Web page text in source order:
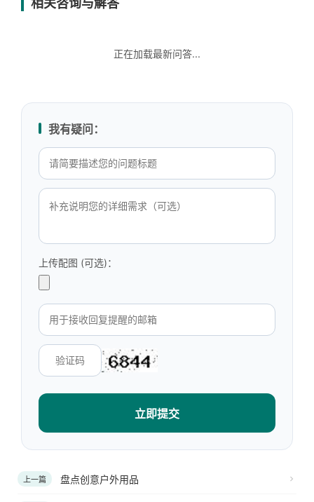
相关咨询与解答
正在加载最新问答...
我有疑问：
上传配图 (可选)：
立即提交
上一篇 盘点创意户外用品